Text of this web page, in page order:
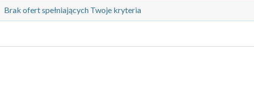
Brak ofert spełniających Twoje kryteria